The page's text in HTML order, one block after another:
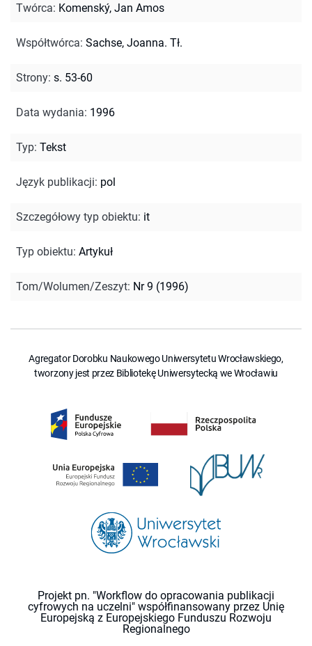
Twórca: Komenský, Jan Amos
Współtwórca: Sachse, Joanna. Tł.
Strony: s. 53-60
Data wydania: 1996
Typ: Tekst
Język publikacji: pol
Szczegółowy typ obiektu: it
Typ obiektu: Artykuł
Tom/Wolumen/Zeszyt: Nr 9 (1996)
Agregator Dorobku Naukowego Uniwersytetu Wrocławskiego,
tworzony jest przez Bibliotekę Uniwersytecką we Wrocławiu
Projekt pn. "Workflow do opracowania publikacji
cyfrowych na uczelni" współfinansowany przez Unię
Europejską z Europejskiego Funduszu Rozwoju
Regionalnego